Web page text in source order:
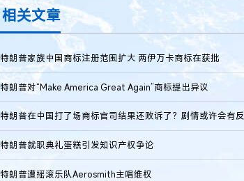
相关文章
特朗普家族中国商标注册范围扩大 两伊万卡商标在获批
特朗普对“Make America Great Again”商标提出异议
特朗普在中国打了场商标官司结果还败诉了？剧情或许会有
特朗普就职典礼蛋糕引发知识产权争论
特朗普遭摇滚乐队Aerosmith主唱维权